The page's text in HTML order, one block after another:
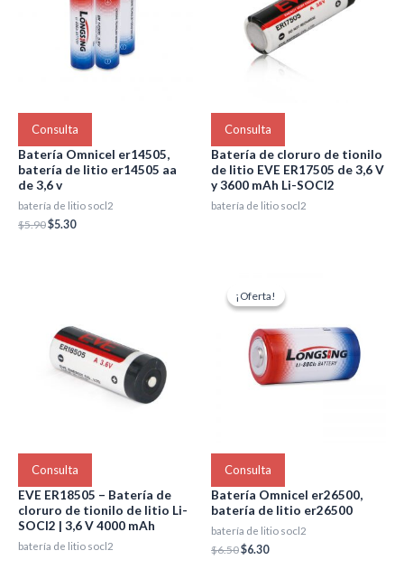
Consulta
Batería Omnicel er14505,
batería de litio er14505 aa
de 3,6 v
batería de litio socl2
$5.90$5.30
Consulta
Batería de cloruro de tionilo
de litio EVE ER17505 de 3,6 V
y 3600 mAh Li-SOCl2
batería de litio socl2
Consulta
EVE ER18505 – Batería de
cloruro de tionilo de litio Li-
SOCl2 | 3,6 V 4000 mAh
batería de litio socl2
¡Oferta!
¡Oferta!
Consulta
Batería Omnicel er26500,
batería de litio er26500
batería de litio socl2
$6.50
original
$6.50.
$6.30
actual
$6.30.